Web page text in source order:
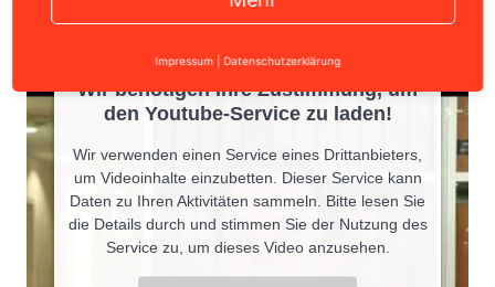
Wir benötigen Ihre Zustimmung, um
den Youtube-Service zu laden!
Wir verwenden einen Service eines Drittanbieters,
um Videoinhalte einzubetten. Dieser Service kann
Daten zu Ihren Aktivitäten sammeln. Bitte lesen Sie
die Details durch und stimmen Sie der Nutzung des
Service zu, um dieses Video anzusehen.
Impressum Datenschutzerklärung